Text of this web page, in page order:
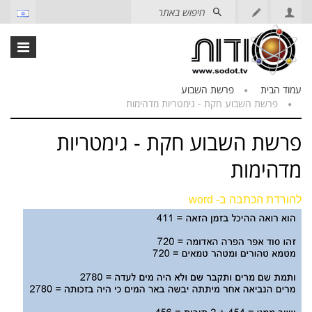
עמוד הבית
פרשת השבוע
פרשת השבוע חקת - גימטריות מדהימות
פרשת השבוע חקת - גימטריות
מדהימות
להורדת הכתבה ב- word